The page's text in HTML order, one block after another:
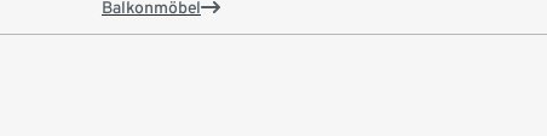
Balkonmöbel